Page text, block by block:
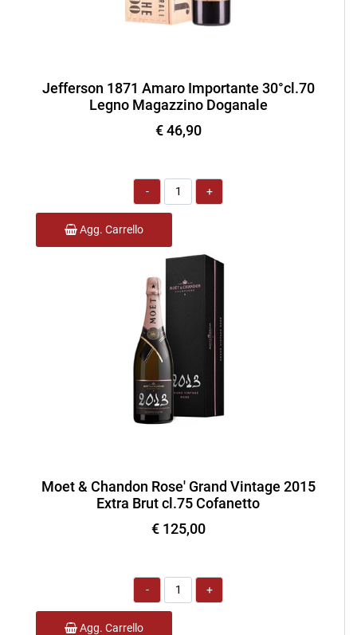
Jefferson 1871 Amaro Importante 30°cl.70
Legno Magazzino Doganale
€ 46,90
Quantità
Agg. Carrello
Moet & Chandon Rose' Grand Vintage 2015
Extra Brut cl.75 Cofanetto
€ 125,00
Quantità
Agg. Carrello